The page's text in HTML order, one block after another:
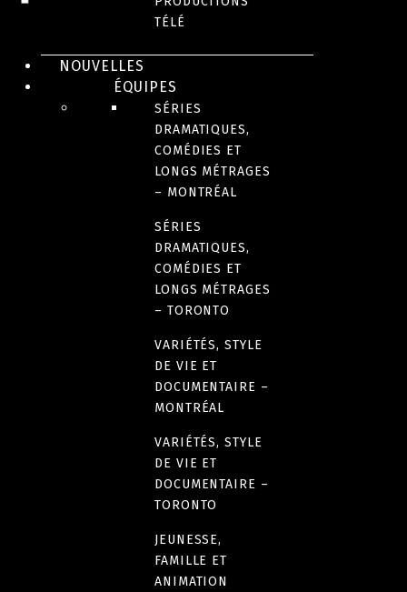
TÉLÉ
NOUVELLES
ÉQUIPES
SÉRIES
DRAMATIQUES,
COMÉDIES ET
LONGS MÉTRAGES
– MONTRÉAL
SÉRIES
DRAMATIQUES,
COMÉDIES ET
LONGS MÉTRAGES
– TORONTO
VARIÉTÉS, STYLE
DE VIE ET
DOCUMENTAIRE –
MONTRÉAL
VARIÉTÉS, STYLE
DE VIE ET
DOCUMENTAIRE –
TORONTO
JEUNESSE,
FAMILLE ET
ANIMATION
PRIX ET DISTINCTIONS
DEMANDE D'INFORMATION
EN IMAGES